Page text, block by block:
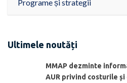
Programe și strategii
Ultimele noutăți
MMAP dezminte
AUR privind costurile